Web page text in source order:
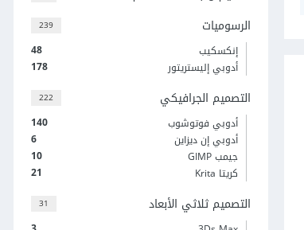
239 الرسوميات
48
إنكسكيب
178
أدوبي إليستريتور
222 التصميم الجرافيكي
140
أدوبي فوتوشوب
6
أدوبي إن ديزاين
10
جيمب GIMP
21
كريتا Krita
31 التصميم ثلاثي الأبعاد